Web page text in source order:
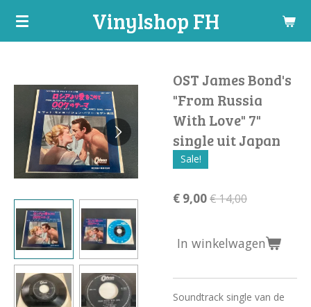
Ga
hoofdinhoud
Vinylshop FH
OST James Bond's
"From Russia
With Love" 7"
single uit Japan
Sale!
€ 9,00€ 14,00
In winkelwagen
Soundtrack single van de